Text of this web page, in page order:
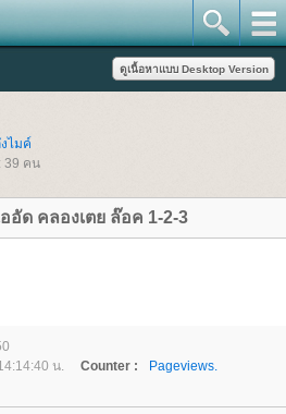
ไมค์
39 คน
ด คลองเตย ล๊อค 1-2-3
น. Counter :
Pageviews.